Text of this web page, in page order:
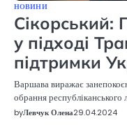
НОВИНИ
Сікорський:
у підході
підтримки
Варшава виражає
обрання
byЛевчук Олена29.04.2024